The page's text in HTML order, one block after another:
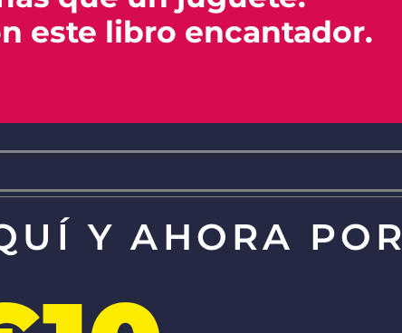
este libro encantador.
Y AHORA POR